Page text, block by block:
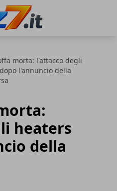
morta: l'attacco degli
l'annuncio della
heaters
della